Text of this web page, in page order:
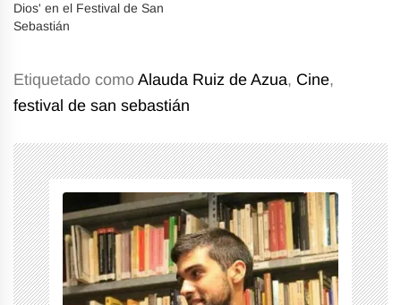
Dios' en el Festival de San
Sebastián
Etiquetado como Alauda Ruiz de Azua, Cine,
festival de san sebastián